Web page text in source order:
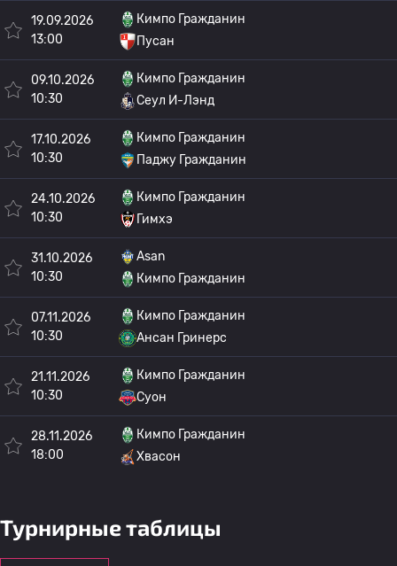
19.09.2026
13:00
Кимпо Гражданин
Пусан
09.10.2026
10:30
Кимпо Гражданин
Сеул И-Лэнд
17.10.2026
10:30
Кимпо Гражданин
Паджу Гражданин
24.10.2026
10:30
Кимпо Гражданин
Гимхэ
31.10.2026
10:30
Asan
Кимпо Гражданин
07.11.2026
10:30
Кимпо Гражданин
Ансан Гринерс
21.11.2026
10:30
Кимпо Гражданин
Суон
28.11.2026
18:00
Кимпо Гражданин
Хвасон
Турнирные таблицы